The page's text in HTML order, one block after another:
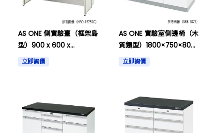
AS ONE 側實驗臺（框架島
型）900 x 600 x
800mm等等
立即詢價
AS ONE 實驗室側邊椅（木
質類型）1800×750×800
毫米等其他物品
立即詢價